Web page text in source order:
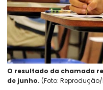
O resultado da chamada
de junho. (Foto: